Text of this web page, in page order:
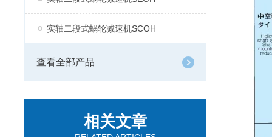
实轴二段式蜗轮减速机SCOH
查看全部产品
相关文章